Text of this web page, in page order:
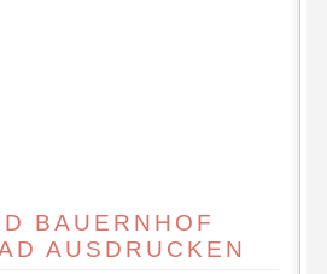
BAUERNHOF
AUSDRUCKEN